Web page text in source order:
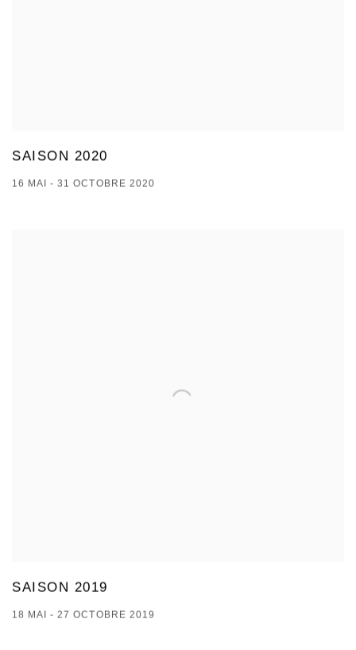
SAISON 2020
16 MAI - 31 OCTOBRE 2020
SAISON 2019
18 MAI - 27 OCTOBRE 2019